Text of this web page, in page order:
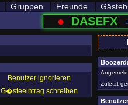
Gruppen Freunde
● DASEFX
Benutzer ignorieren
G�steeintrag schreiben
Zuletzt